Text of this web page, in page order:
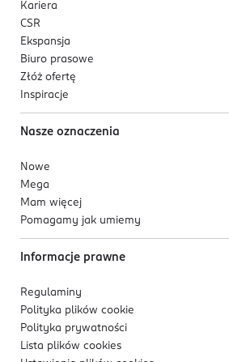
Kariera
CSR
Ekspansja
Biuro prasowe
Złóż ofertę
Inspiracje
Nasze oznaczenia
Nowe
Mega
Mam więcej
Pomagamy jak umiemy
Informacje prawne
Regulaminy
Polityka plików cookie
Polityka prywatności
Lista plików cookies